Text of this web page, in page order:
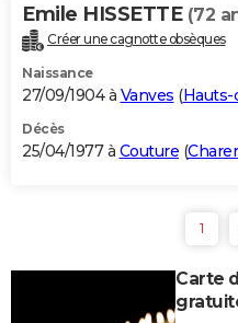
Emile HISSETTE (72
Créer une cagnotte obsèques
Naissance
27/09/1904 à Vanves (Hauts-
Décès
25/04/1977 à Couture (
1
Carte